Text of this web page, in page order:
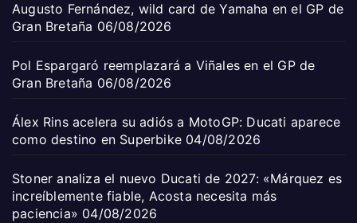
Augusto Fernández, wild card de Yamaha en el GP de
Gran Bretaña 06/08/2026
Pol Espargaró reemplazará a Viñales en el GP de
Gran Bretaña 06/08/2026
Álex Rins acelera su adiós a MotoGP: Ducati aparece
como destino en Superbike 04/08/2026
Stoner analiza el nuevo Ducati de 2027: «Márquez es
increíblemente fiable, Acosta necesita más
paciencia» 04/08/2026